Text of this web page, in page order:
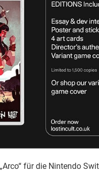
für die Nintendo